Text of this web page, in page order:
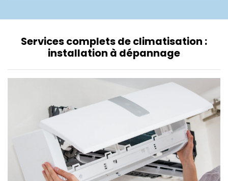
Services complets de climatisation :
installation à dépannage